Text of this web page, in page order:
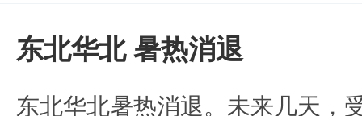
​东北华北 暑热消退
东北华北暑热消退。未来几天，